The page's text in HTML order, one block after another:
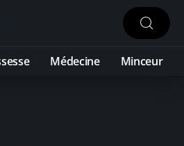
Médecine Minceur